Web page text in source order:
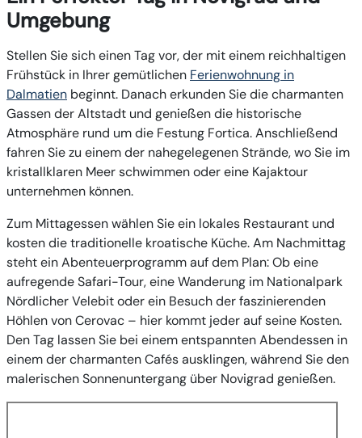
Umgebung
Stellen Sie sich einen Tag vor, der mit einem reichhaltigen
Frühstück in Ihrer gemütlichen Ferienwohnung in
Dalmatien beginnt. Danach erkunden Sie die charmanten
Gassen der Altstadt und genießen die historische
Atmosphäre rund um die Festung Fortica. Anschließend
fahren Sie zu einem der nahegelegenen Strände, wo Sie im
kristallklaren Meer schwimmen oder eine Kajaktour
unternehmen können.
Zum Mittagessen wählen Sie ein lokales Restaurant und
kosten die traditionelle kroatische Küche. Am Nachmittag
steht ein Abenteuerprogramm auf dem Plan: Ob eine
aufregende Safari-Tour, eine Wanderung im Nationalpark
Nördlicher Velebit oder ein Besuch der faszinierenden
Höhlen von Cerovac – hier kommt jeder auf seine Kosten.
Den Tag lassen Sie bei einem entspannten Abendessen in
einem der charmanten Cafés ausklingen, während Sie den
malerischen Sonnenuntergang über Novigrad genießen.